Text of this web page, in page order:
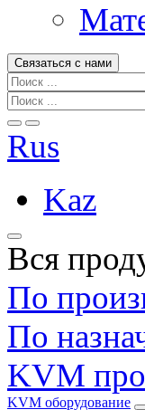
Связаться с нами
Rus
Kaz
Вся
По
По
KVM
KVM оборудование